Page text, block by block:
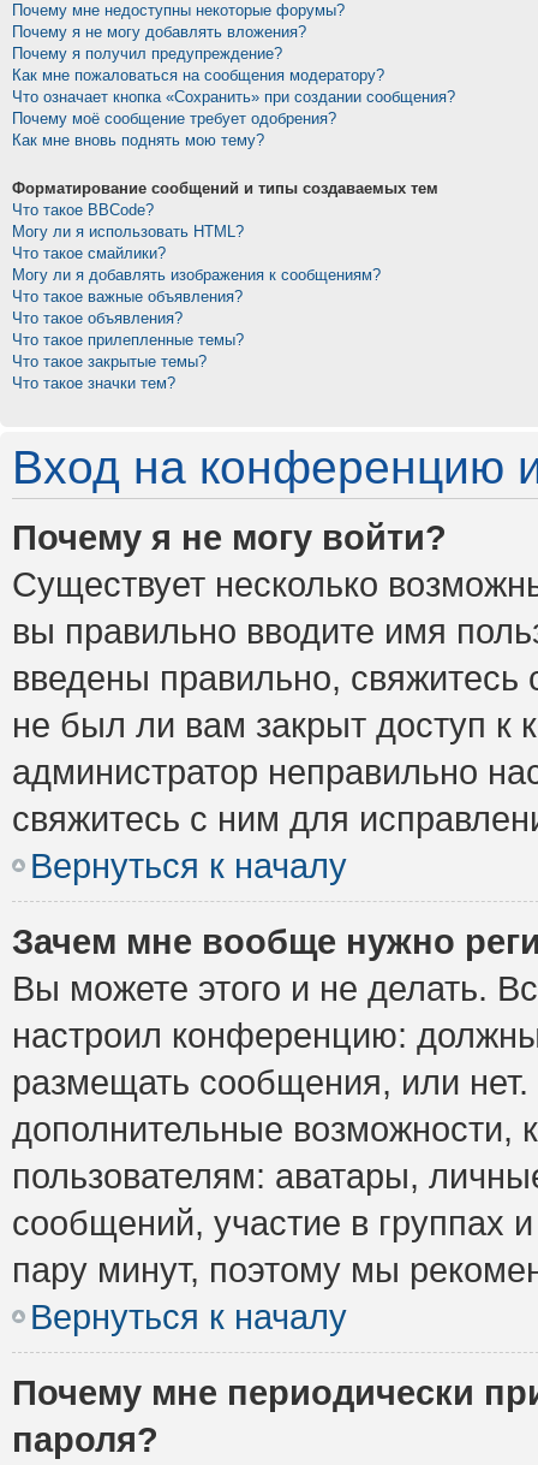
Почему мне недоступны некоторые форумы?
Почему я не могу добавлять вложения?
Почему я получил предупреждение?
Как мне пожаловаться на сообщения модератору?
Что означает кнопка «Сохранить» при создании сообщения?
Почему моё сообщение требует одобрения?
Как мне вновь поднять мою тему?
Форматирование сообщений и типы создаваемых тем
Что такое BBCode?
Могу ли я использовать HTML?
Что такое смайлики?
Могу ли я добавлять изображения к сообщениям?
Что такое важные объявления?
Что такое объявления?
Что такое прилепленные темы?
Что такое закрытые темы?
Что такое значки тем?
Вход на конференцию
Почему я не могу войти?
Существует несколько
вы правильно вводите имя
введены правильно,
не был ли вам закрыт доступ к
администратор неправильно
свяжитесь с ним для
Вернуться к началу
Зачем мне вообще нужно
Вы можете этого и не делать.
настроил конференцию:
размещать сообщения, или
дополнительные возможности,
пользователям: аватары,
сообщений, участие в группах
пару минут, поэтому мы
Вернуться к началу
Почему мне периодически
пароля?